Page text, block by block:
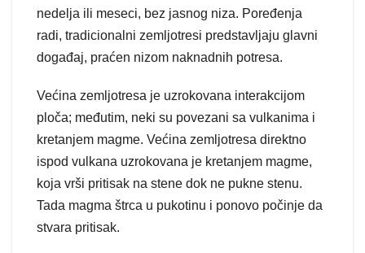
nedelja ili meseci, bez jasnog niza. Poređenja
radi, tradicionalni zemljotresi predstavljaju glavni
događaj, praćen nizom naknadnih potresa.
Većina zemljotresa je uzrokovana interakcijom
ploča; međutim, neki su povezani sa vulkanima i
kretanjem magme. Većina zemljotresa direktno
ispod vulkana uzrokovana je kretanjem magme,
koja vrši pritisak na stene dok ne pukne stenu.
Tada magma štrca u pukotinu i ponovo počinje da
stvara pritisak.